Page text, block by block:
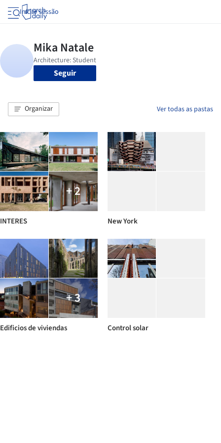
Iniciar sessão
Seguir
Organizar Ver todas as pastas
+ 2
INTERES New York
+ 3
Edificios de viviendas Control solar